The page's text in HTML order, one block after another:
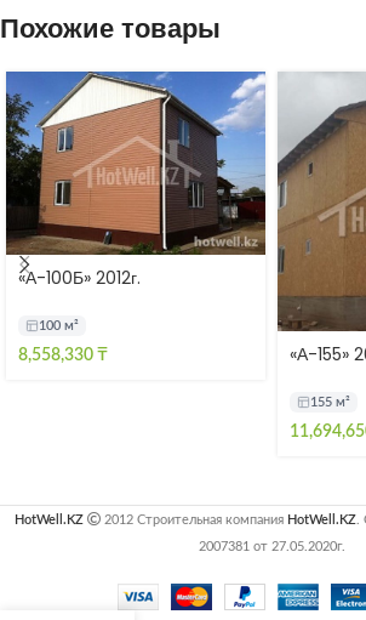
Похожие товары
«А-100Б» 2012г.
100 м²
8,558,330 ₸ «А-155»
155 м²
HotWell.KZ 2012 Строительная компания HotWell.KZ
2007381 от 27.05.2020г.